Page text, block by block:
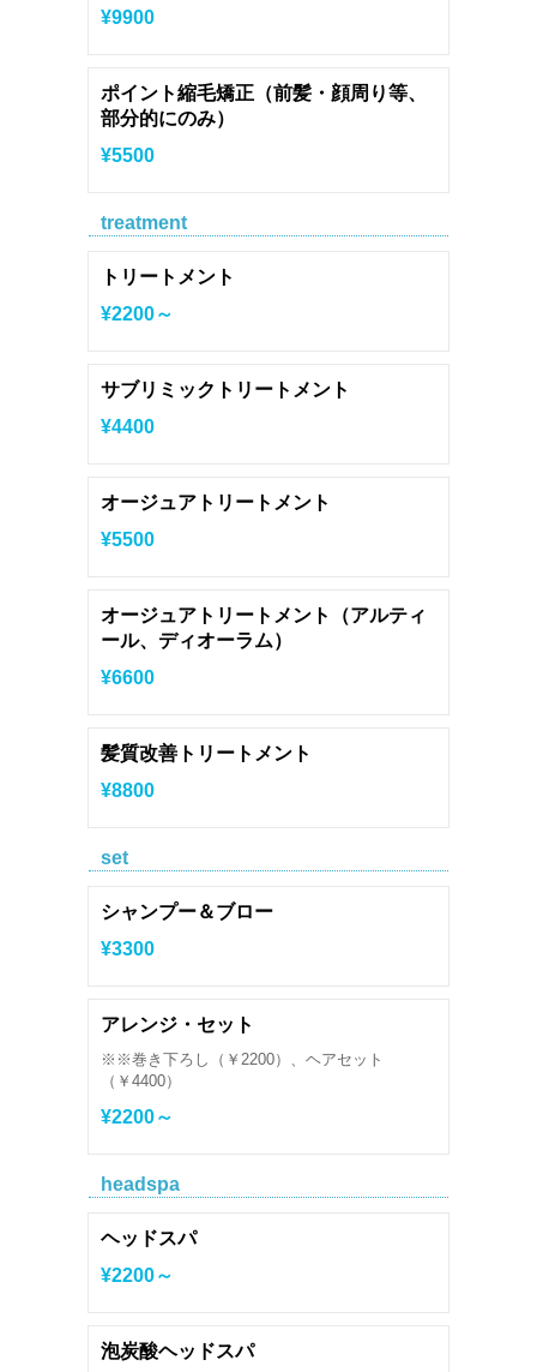
¥9900
ポイント縮毛矯正（前髪・顔周り等、
部分的にのみ）
¥5500
treatment
トリートメント
¥2200～
サブリミックトリートメント
¥4400
オージュアトリートメント
¥5500
オージュアトリートメント（アルティ
ール、ディオーラム）
¥6600
髪質改善トリートメント
¥8800
set
シャンプー＆ブロー
¥3300
アレンジ・セット
※※巻き下ろし（￥2200）、ヘアセット
（￥4400）
¥2200～
headspa
ヘッドスパ
¥2200～
泡炭酸ヘッドスパ